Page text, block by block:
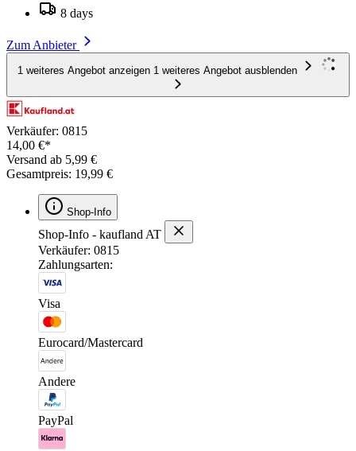
8 days
Zum Anbieter
1 weiteres Angebot anzeigen 1 weiteres Angebot ausblenden
Verkäufer: 0815
14,00 €*
Versand ab 5,99 €
Gesamtpreis: 19,99 €
Shop-Info
Shop-Info - kaufland AT
Verkäufer: 0815
Zahlungsarten:
Visa
Eurocard/Mastercard
Andere
PayPal